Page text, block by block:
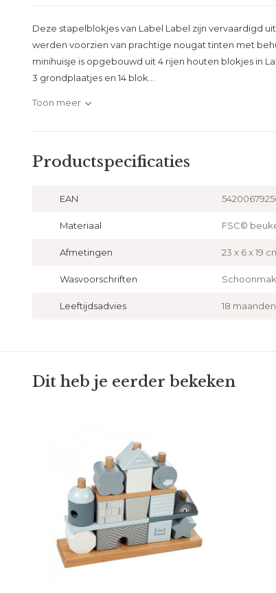
Deze stapelblokjes van Label Label zijn vervaardigd
werden voorzien van prachtige nougat tinten met
minihuisje is opgebouwd uit 4 rijen houten blokjes in
3 grondplaatjes en 14 blok...
Toon meer
Productspecificaties
EAN
Materiaal FSC©
Afmetingen 23 x 6 x 19
Wasvoorschriften
Leeftijdsadvies 18 maanden
Dit heb je eerder bekeken